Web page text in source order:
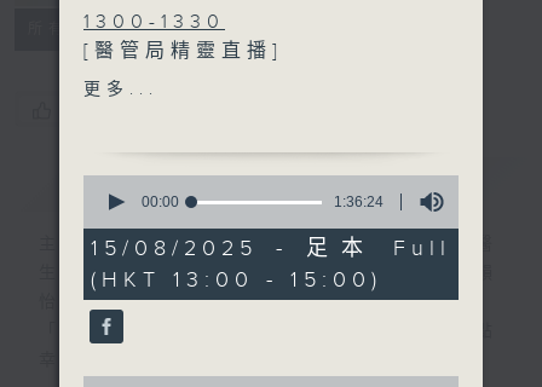
所有集數
簡介 GIST
主持人：陳家亮醫生、何雅莉醫生、侯鈞翔醫
生、方健儀、江卓儀、虞逸峯、嚴崇天、葉韻
怡、鄭萃雯、潘蔚林
「醫學並不嚴肅！精靈面對，一點健康、多點
1300-1330
[醫管局精靈直播]
主題：虛擬實境融入精神復康
院職業治療部部門經理)
1330-1400
[心裡心理有個謎]
主題：偏誤 (下)
嘉賓：陳頌恩博士 (心理學家)
1400-1500
更多...
seconds
1
hour,
36
minutes,
24
seconds
00:00 1:36:24
15/08/2025 - 足本 Full
(HKT 13:00 - 15:00)